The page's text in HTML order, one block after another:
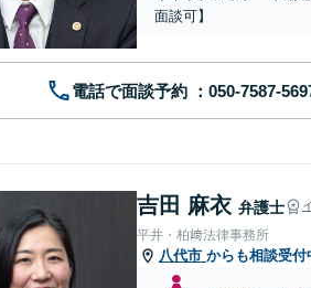
面談可】
電話で面談予約
吉田 麻衣 弁護士
平井・柏﨑法律事務所
八代市 からも相談受付